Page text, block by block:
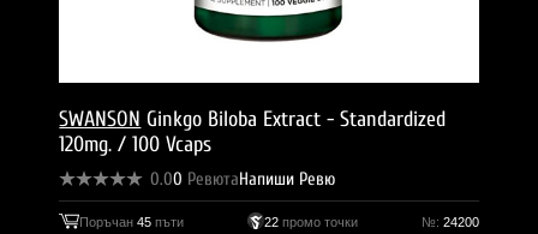
SWANSON Ginkgo Biloba Extract - Standardized
120mg. / 100 Vcaps
0.00 РевютаНапиши Ревю
Поръчан45 пъти 22промо точки №: 24200